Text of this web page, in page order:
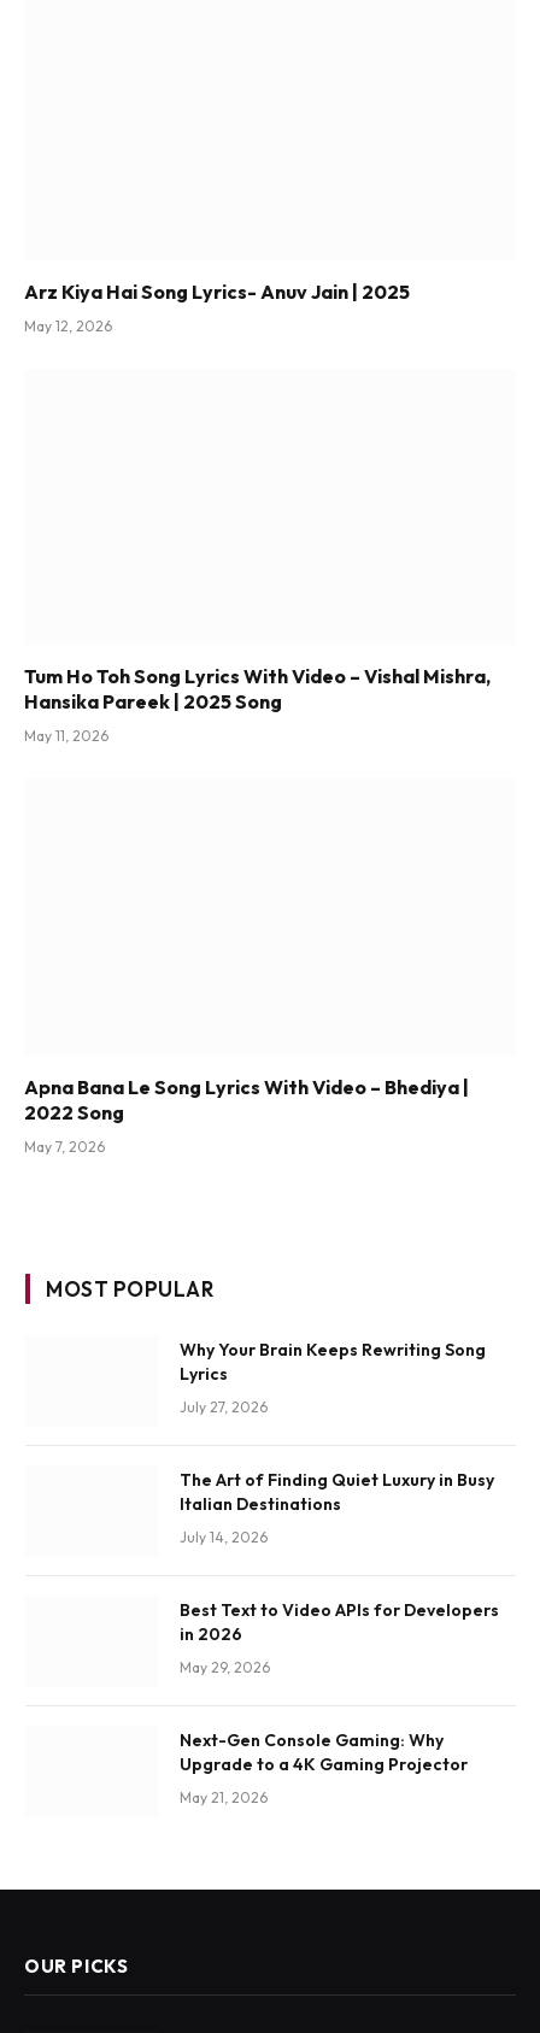
Arz Kiya Hai Song Lyrics- Anuv Jain | 2025
May 12, 2026
Tum Ho Toh Song Lyrics With Video – Vishal Mishra,
Hansika Pareek | 2025 Song
May 11, 2026
Apna Bana Le Song Lyrics With Video – Bhediya |
2022 Song
May 7, 2026
MOST POPULAR
Why Your Brain Keeps Rewriting Song
Lyrics
July 27, 2026
The Art of Finding Quiet Luxury in Busy
Italian Destinations
July 14, 2026
Best Text to Video APIs for Developers
in 2026
May 29, 2026
Next-Gen Console Gaming: Why
Upgrade to a 4K Gaming Projector
May 21, 2026
OUR PICKS